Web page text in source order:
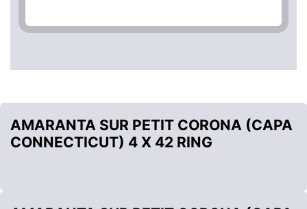
AMARANTA SUR PETIT CORONA (CAPA
CONNECTICUT) 4 X 42 RING